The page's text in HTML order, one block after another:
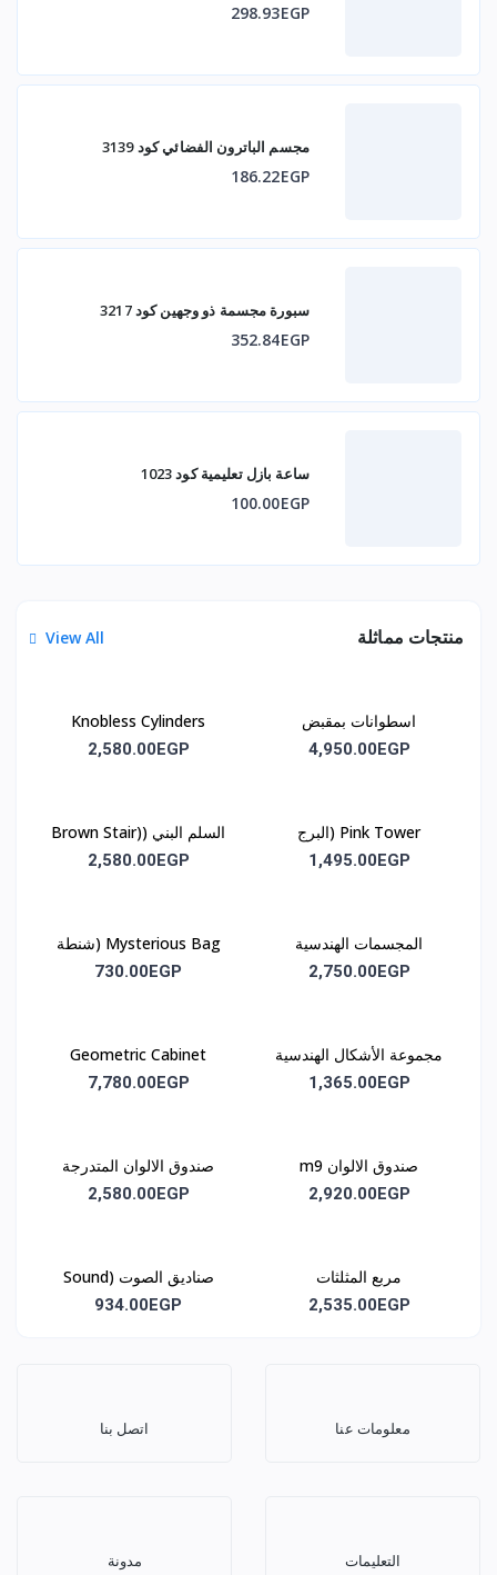
298.93EGP
مجسم الباترون الفضائي كود 3139
186.22EGP
سبورة مجسمة ذو وجهين كود 3217
352.84EGP
ساعة بازل تعليمية كود 1023
100.00EGP
منتجات مماثلة View All
اسطوانات بمقبض
4,950.00EGP
Knobless Cylinders
(اسطوانات بدون مقبض)
2,580.00EGP
Pink Tower (البرج
الوردي)m3
1,495.00EGP
السلم البني (Brown Stair)
m4
2,580.00EGP
المجسمات الهندسية
2,750.00EGP
Mysterious Bag (شنطة
الأسرار)
730.00EGP
مجموعة الأشكال الهندسية
الجزئية M7 (Departial
1,365.00EGP
Geometric Cabinet
(دولاب الأشكال
7,780.00EGP
صندوق الالوان m9
2,920.00EGP
صندوق الالوان المتدرجة
m10
2,580.00EGP
مربع المثلثات
(Constructive Triangles)
2,535.00EGP
صناديق الصوت (Sound
Boxes) M12
934.00EGP
معلومات عنا اتصل بنا
التعليمات مدونة